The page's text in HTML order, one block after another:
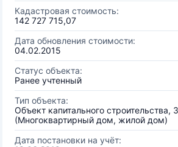
Кадастровая стоимость:
142 727 715,07
Дата обновления стоимости:
04.02.2015
Статус объекта:
Ранее учтенный
Тип объекта:
Объект капитального строительства,
(Многоквартирный дом, жилой дом)
Дата постановки на учёт: